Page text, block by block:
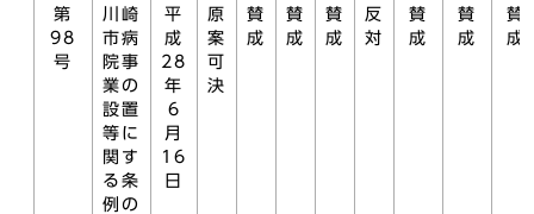
第
98
号
川崎
市病
院事
業の
設置
等に
関す
る条
例の
平
成
28
年
6
月
16
日
原
案
可
決
賛
成
賛
成
賛
成
反
対
賛
成
賛
成
賛
成